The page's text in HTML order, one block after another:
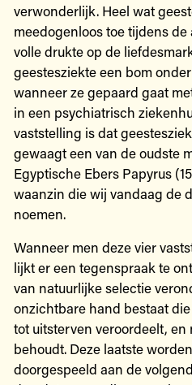
verwonderlijk. Heel wat
meedogenloos toe tijdens
volle drukte op de
geestesziekte een bom
wanneer ze gepaard gaat
in een psychiatrisch
vaststelling is dat
gewaagt een van de oudste
Egyptische Ebers Papyrus
waanzin die wij vandaag de
noemen.
Wanneer men deze vier
lijkt er een tegenspraak te
van natuurlijke selectie
onzichtbare hand bestaat
tot uitsterven veroordeelt,
behoudt. Deze laatste
doorgespeeld aan de